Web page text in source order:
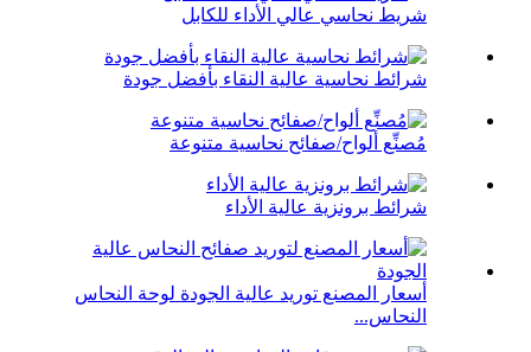
شريط نحاسي عالي الأداء للكابل
شرائط نحاسية عالية النقاء بأفضل جودة
مُصنِّع ألواح/صفائح نحاسية متنوعة
شرائط برونزية عالية الأداء
أسعار المصنع توريد عالية الجودة لوحة النحاس
النحاس...